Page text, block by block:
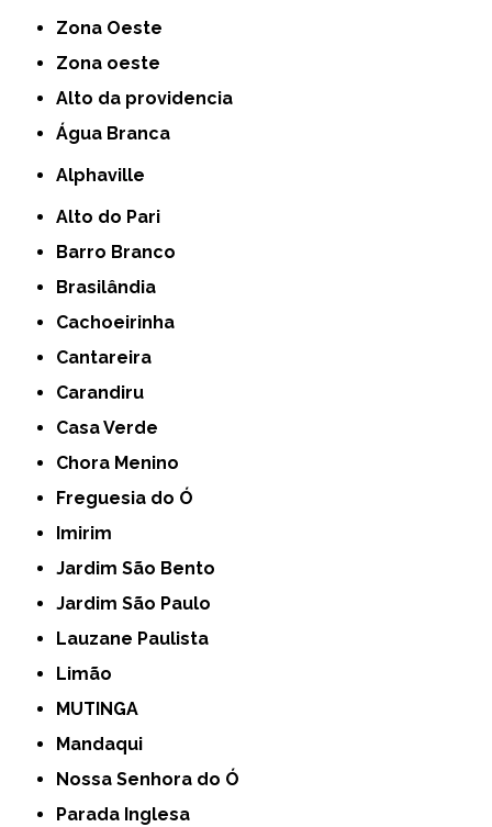
Zona Oeste
Zona oeste
alto da providencia
Água Branca
Alphaville
Alto do Pari
Barro Branco
Brasilândia
Cachoeirinha
Cantareira
Carandiru
Casa Verde
Chora Menino
Freguesia do Ó
Imirim
Jardim São Bento
Jardim São Paulo
Lauzane Paulista
Limão
MUTINGA
Mandaqui
Nossa Senhora do Ó
Parada Inglesa